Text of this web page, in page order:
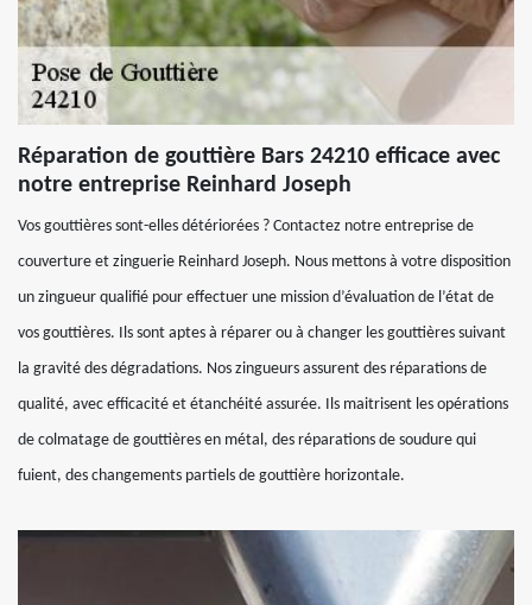
Réparation de gouttière Bars 24210 efficace avec
notre entreprise Reinhard Joseph
Vos gouttières sont-elles détériorées ? Contactez notre entreprise de
couverture et zinguerie Reinhard Joseph. Nous mettons à votre disposition
un zingueur qualifié pour effectuer une mission d’évaluation de l’état de
vos gouttières. Ils sont aptes à réparer ou à changer les gouttières suivant
la gravité des dégradations. Nos zingueurs assurent des réparations de
qualité, avec efficacité et étanchéité assurée. Ils maitrisent les opérations
de colmatage de gouttières en métal, des réparations de soudure qui
fuient, des changements partiels de gouttière horizontale.